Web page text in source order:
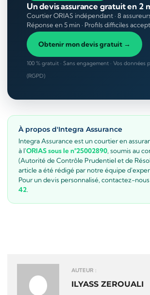
Un devis assurance gratuit en 2
Courtier ORIAS indépendant · 8
Réponse en 5 min · Profils difficiles
Obtenir mon devis gratuit →
100 % gratuit · Sans engagement · Vos données
(RGPD)
À propos d'Integra Assurance
Integra Assurance est un courtier en
à l'ORIAS sous le n°25002890, soumis au
(Autorité de Contrôle Prudentiel et de
article a été rédigé par notre équipe
Pour un devis personnalisé, contactez-nous
42
AUTEUR :
ILYASS ZEROUALI